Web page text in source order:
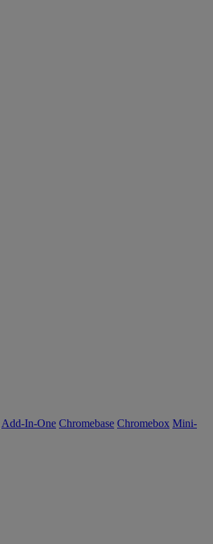
Add-In-One Chromebase Chromebox Mini-